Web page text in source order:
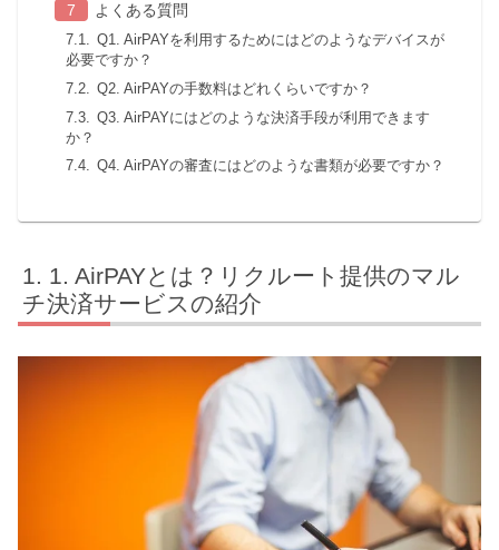
よくある質問
Q1. AirPAYを利用するためにはどのようなデバイスが
必要ですか？
Q2. AirPAYの手数料はどれくらいですか？
Q3. AirPAYにはどのような決済手段が利用できます
か？
Q4. AirPAYの審査にはどのような書類が必要ですか？
1. AirPAYとは？リクルート提供のマル
チ決済サービスの紹介